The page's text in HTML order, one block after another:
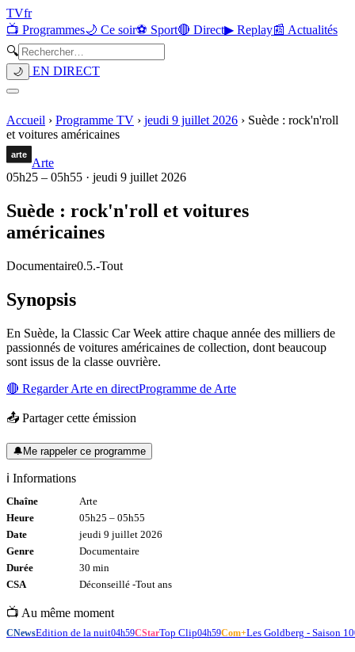
TVfr
📺 Programmes🌙 Ce soir⚽ Sport🔴 Direct▶ Replay📰 Actualités
🔍
🌙 EN DIRECT
Accueil › Programme TV › jeudi 9 juillet 2026 › Suède : rock'n'roll
et voitures américaines
Arte
05h25 – 05h55 · jeudi 9 juillet 2026
Suède : rock'n'roll et voitures
américaines
Documentaire0.5.-Tout
Synopsis
En Suède, la Classic Car Week attire chaque année des milliers de
passionnés de voitures américaines de collection, dont beaucoup
sont issus de la classe ouvrière.
🔴 RegarderArte en directProgramme de Arte
📤 Partager cette émission
🔔Me rappeler ce programme
ℹ️ Informations
Chaîne
Arte
Heure
05h25 – 05h55
Date
jeudi 9 juillet 2026
Genre
Documentaire
Durée
30 min
CSA
Déconseillé -Tout ans
📺 Au même moment
CNewsEdition de la nuit04h59CStarTop Clip04h59Com+Les Goldberg - Saison 10